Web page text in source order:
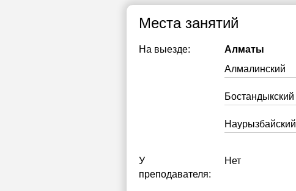
Места занятий
На выезде:
Алматы
Алмалинский
Бостандыкский
Наурызбайский
У
преподавателя:
Нет